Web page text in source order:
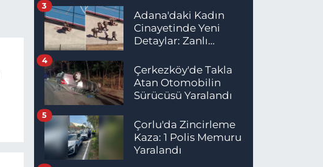
Adana'daki Kadın
Cinayetinde Yeni
Detaylar: Zanlı
Yakalandı
3
Çerkezköy'de Takla
Atan Otomobilin
Sürücüsü Yaralandı
4
Çorlu'da Zincirleme
Kaza: 1 Polis Memuru
Yaralandı
5